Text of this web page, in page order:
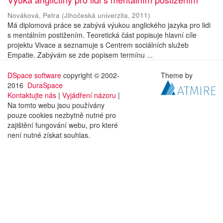
Nováková, Petra (Jihočeská univerzita, 2011)
Má diplomová práce se zabývá výukou anglického jazyka pro lidi
s mentálním postižením. Teoretická část popisuje hlavní cíle
projektu Vivace a seznamuje s Centrem sociálních služeb
Empatie. Zabývám se zde popisem termínu ...
DSpace software copyright © 2002-
2016 DuraSpace
Kontaktujte nás | Vyjádření názoru |
Na tomto webu jsou používány
pouze cookies nezbytně nutné pro
zajištění fungování webu, pro které
není nutné získat souhlas.
Theme by